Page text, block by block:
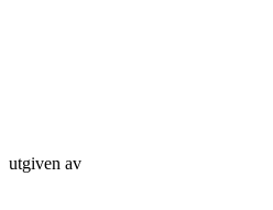
utgiven av